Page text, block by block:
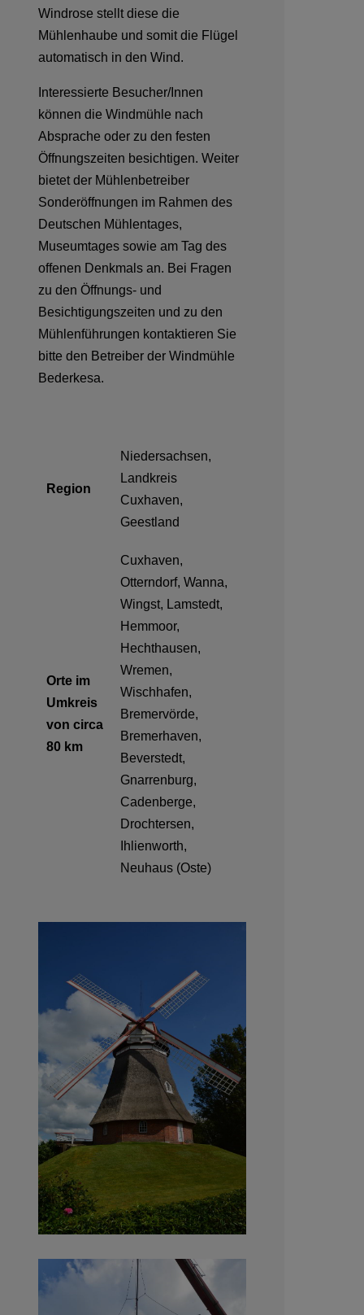
Windrose stellt diese die
Mühlenhaube und somit die Flügel
automatisch in den Wind.
Interessierte Besucher/Innen
können die Windmühle nach
Absprache oder zu den festen
Öffnungszeiten besichtigen. Weiter
bietet der Mühlenbetreiber
Sonderöffnungen im Rahmen des
Deutschen Mühlentages,
Museumtages sowie am Tag des
offenen Denkmals an. Bei Fragen
zu den Öffnungs- und
Besichtigungszeiten und zu den
Mühlenführungen kontaktieren Sie
bitte den Betreiber der Windmühle
Bederkesa.
Region
Niedersachsen,
Landkreis
Cuxhaven,
Geestland
Orte im
Umkreis
von circa
80 km
Cuxhaven,
Otterndorf, Wanna,
Wingst, Lamstedt,
Hemmoor,
Hechthausen,
Wremen,
Wischhafen,
Bremervörde,
Bremerhaven,
Beverstedt,
Gnarrenburg,
Cadenberge,
Drochtersen,
Ihlienworth,
Neuhaus (Oste)